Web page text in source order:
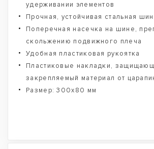
удерживании элементов
Прочная, устойчивая стальная
Поперечная насечка на шине,
скольжению подвижного плеча
Удобная пластиковая рукоятка
Пластиковые накладки,
закрепляемый материал от
Размер: 300x80 мм